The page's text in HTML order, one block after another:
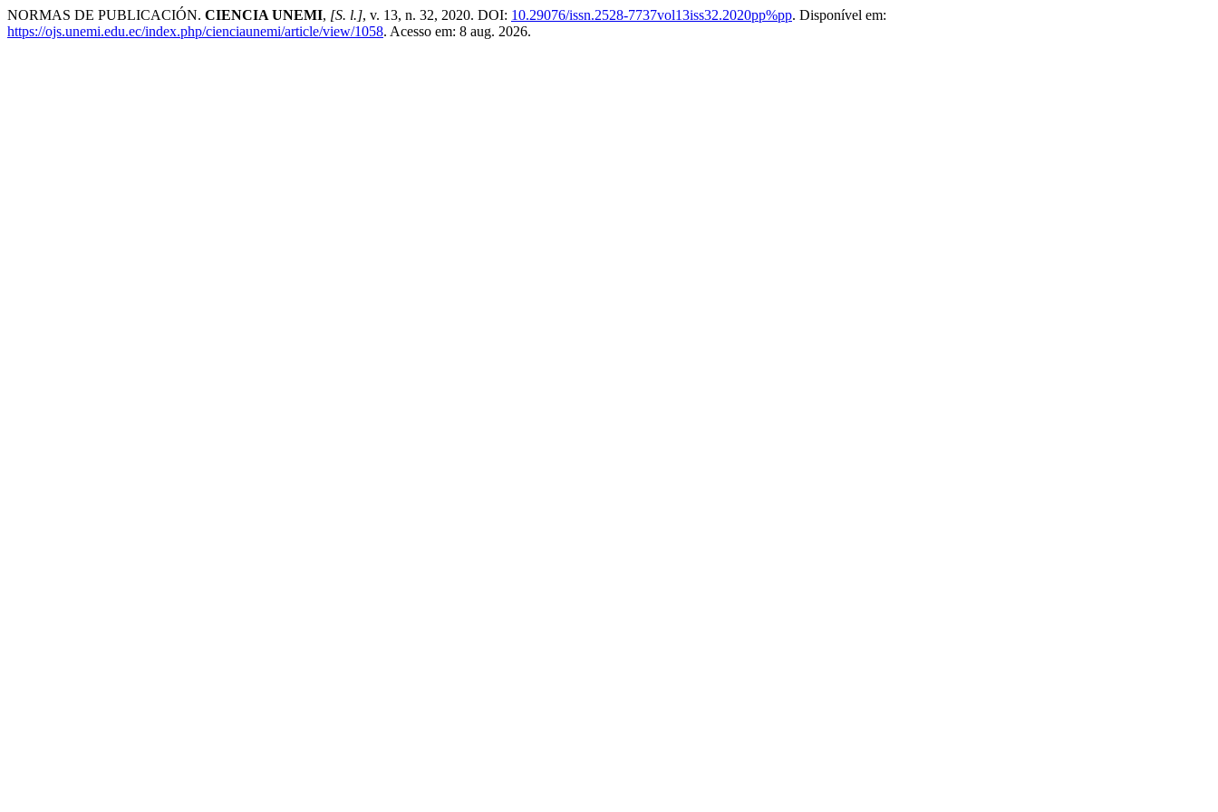
NORMAS DE PUBLICACIÓN. CIENCIA UNEMI, [S. l.], v. 13, n. 32, 2020. DOI: 10.29076/issn.2528-7737vol13iss32.2020pp%pp. Disponível em:
https://ojs.unemi.edu.ec/index.php/cienciaunemi/article/view/1058. Acesso em: 8 aug. 2026.